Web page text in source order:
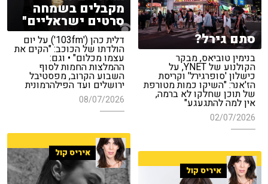
מקבלים בשמחה
סרטים ישראליים"
דלית כהן ('103fm') על יום
הולדתו של הכוכב: "הקים את
עצמו מכלום" • וגם:
ההמלצות החמות לסוף
השבוע הקרוב, מפסטיבל
ירושלים ועד הפילהרמונית
08/07/2026
סתם גירל?
בנימין טוביאס, מבקר
הקולנוע של YNET, על
כישלון 'סופרגירל' וקריסת
הז'אנר: "השיקו כמות מטורפת
של תוכן שחלקו לא ברמה,
אין למה להתגעגע"
02/07/2026
איריס קול
איריס קול